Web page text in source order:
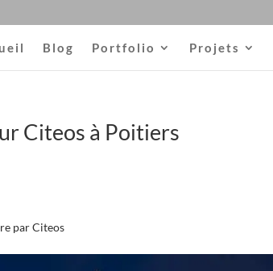
Blog Portfolio Projets
Citeos à Poitiers
par Citeos